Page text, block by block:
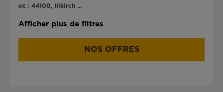
ex : 44100, Illkirch ...
Afficher plus de filtres
NOS OFFRES